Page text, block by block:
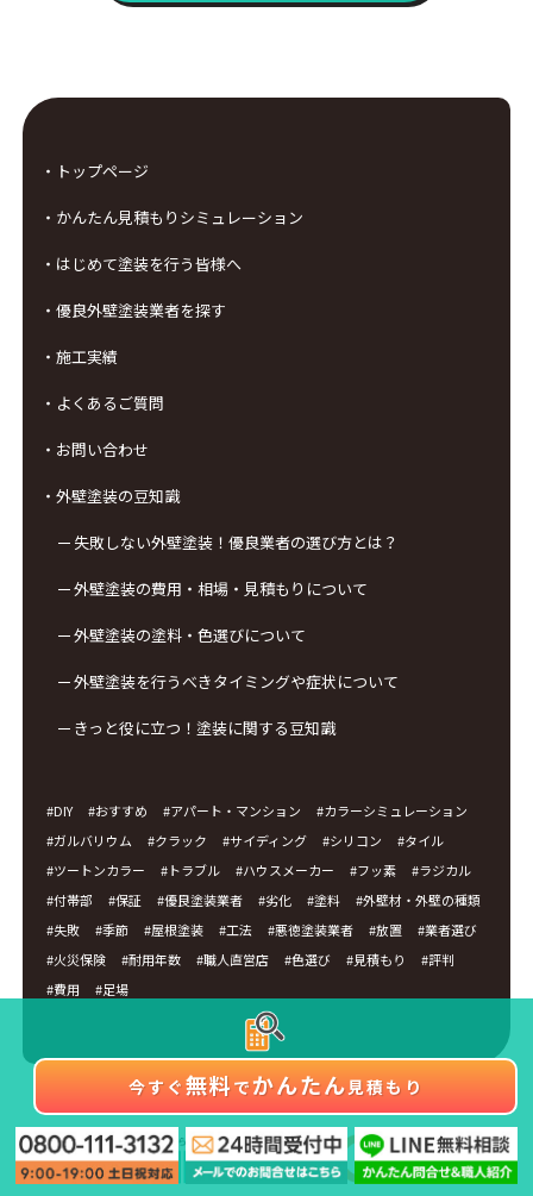
今すぐ無料でかんたん見積もり
・トップページ
・かんたん見積もりシミュレーション
・はじめて塗装を行う皆様へ
・優良外壁塗装業者を探す
・施工実績
・よくあるご質問
・お問い合わせ
・外壁塗装の豆知識
失敗しない外壁塗装！優良業者の選び方とは？
外壁塗装の費用・相場・見積もりについて
外壁塗装の塗料・色選びについて
外壁塗装を行うべきタイミングや症状について
きっと役に立つ！塗装に関する豆知識
DIY おすすめ アパート・マンション
カラーシミュレーション
ガルバリウム
クラック サイディング シリコン
タイル
ツートンカラー
トラブル ハウスメーカー フッ素
ラジカル
付帯部
保証 優良塗装業者 劣化 塗料
外壁材・外壁の種類
失敗
季節 屋根塗装 工法 悪徳塗装業者 放置
業者選び
火災保険
耐用年数 職人直営店 色選び 見積もり
評判
費用
足場